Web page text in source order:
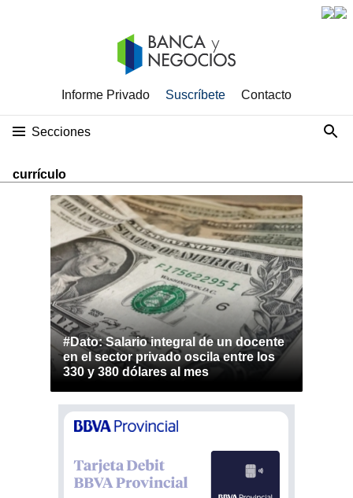
Informe Privado Suscríbete Contacto
Secciones
currículo
#Dato: Salario integral de un docente
en el sector privado oscila entre los
330 y 380 dólares al mes